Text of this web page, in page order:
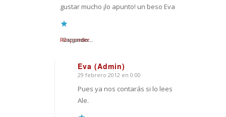
gustar mucho ¡lo apunto! un beso Eva
Cargando...
Responder
Eva (Admin)
Dice:
29 febrero 2012 en 0:00
Pues ya nos contarás si lo lees
Ale.